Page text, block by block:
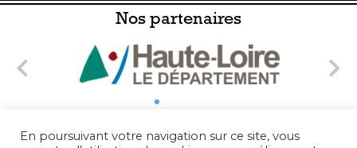
Nos partenaires
En poursuivant votre navigation sur ce site, vous